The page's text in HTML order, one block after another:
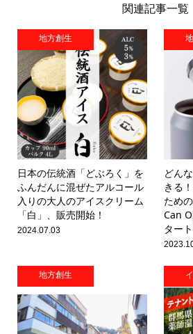
関連記事一覧
地方創生
日本の伝統酒「どぶろく」を
ふんだんに混ぜたアルコール
入りの大人のアイスクリーム
「白」、販売開始！
2024.07.03
どん
きる
ため
Can
タート
地方創生